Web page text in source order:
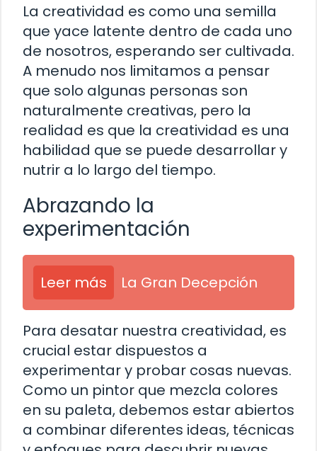
La creatividad es como una semilla
que yace latente dentro de cada uno
de nosotros, esperando ser cultivada.
A menudo nos limitamos a pensar
que solo algunas personas son
naturalmente creativas, pero la
realidad es que la creatividad es una
habilidad que se puede desarrollar y
nutrir a lo largo del tiempo.
Abrazando la
experimentación
Leer más La Gran Decepción
Para desatar nuestra creatividad, es
crucial estar dispuestos a
experimentar y probar cosas nuevas.
Como un pintor que mezcla colores
en su paleta, debemos estar abiertos
a combinar diferentes ideas, técnicas